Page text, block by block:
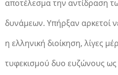
αποτέλεσμα την αντίδραση
δυνάμεων. Υπήρξαν αρκετοί
η ελληνική διοίκηση, λίγες
τυφεκισμού δυο ευζώνους ως